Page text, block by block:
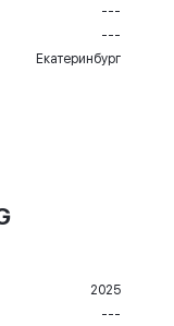
---
---
Екатеринбург
2025
---